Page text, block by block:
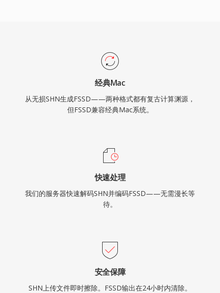
经典Mac
从无损SHN生成FSSD——两种格式都有复古计算渊源，
但FSSD兼容经典Mac系统。
快速处理
我们的服务器快速解码SHN并编码FSSD——无需漫长等
待。
安全保障
SHN上传文件即时擦除。FSSD输出在24小时内清除。